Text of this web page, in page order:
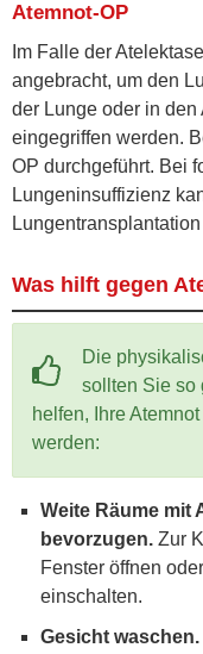
Atemnot-OP
Im Falle der
angebracht, um den
der Lunge oder in
eingegriffen werden.
OP durchgeführt. Bei
Lungeninsuffizienz
Was hilft gegen
Die
sollten Sie so
helfen, Ihre
werden:
Weite Räume mit
bevorzugen. Zur
Fenster öffnen
einschalten.
Gesicht waschen.